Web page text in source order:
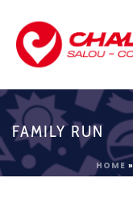
FAMILY RUN
HOME »